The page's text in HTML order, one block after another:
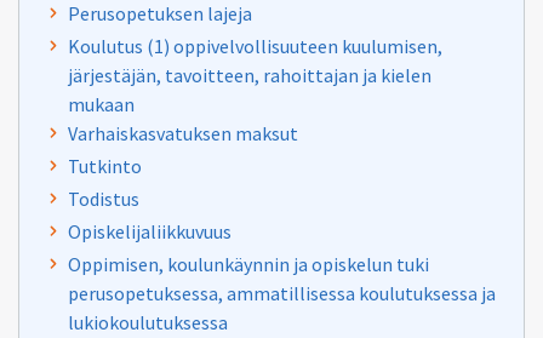
Perusopetuksen lajeja
Koulutus (1) oppivelvollisuuteen kuulumisen,
järjestäjän, tavoitteen, rahoittajan ja kielen
mukaan
Varhaiskasvatuksen maksut
Tutkinto
Todistus
Opiskelijaliikkuvuus
Oppimisen, koulunkäynnin ja opiskelun tuki
perusopetuksessa, ammatillisessa koulutuksessa ja
lukiokoulutuksessa